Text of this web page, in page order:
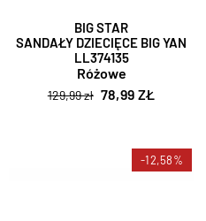
BIG STAR
SANDAŁY DZIECIĘCE BIG YAN
LL374135
Różowe
129,99 zł 78,99 ZŁ
-12,58%